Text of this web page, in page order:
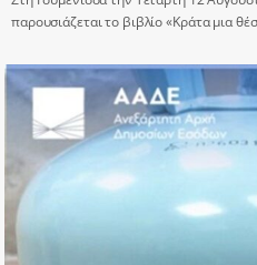
παρουσιάζεται το βιβλίο «Κράτα μια